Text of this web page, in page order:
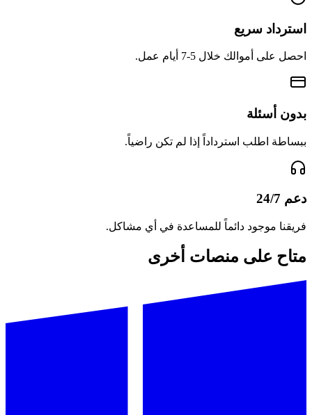
استرداد سريع
احصل على أموالك خلال 5-7 أيام عمل.
بدون أسئلة
ببساطة اطلب استرداداً إذا لم تكن راضياً.
دعم 24/7
فريقنا موجود دائماً للمساعدة في أي مشاكل.
متاح على منصات أخرى